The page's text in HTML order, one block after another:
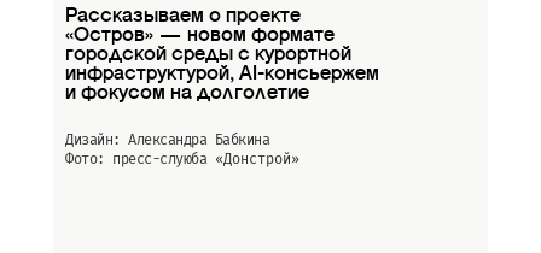
Рассказываем о проекте
«Остров» — новом формате
городской среды с курортной
инфраструктурой, AI-консьержем
и фокусом на долголетие
Дизайн: Александра Бабкина
Фото: пресс-слуюба «Донстрой»